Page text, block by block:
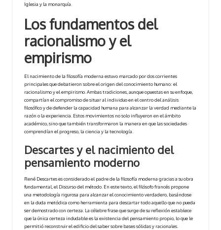
Iglesia y la monarquía.
Los fundamentos del
racionalismo y el
empirismo
El nacimiento de la filosofía moderna estuvo marcado por dos corrientes
principales que debatieron sobre el origen del conocimiento humano: el
racionalismo y el empirismo. Ambas tradiciones, aunque opuestas en su enfoque,
compartían el compromiso de situar al individuo en el centro del análisis
filosófico y de defender la capacidad humana para alcanzar la verdad mediante la
razón o la experiencia. Estos movimientos no solo influyeron en el ámbito
académico, sino que también transformaron la manera en que las sociedades
comprendían el progreso, la ciencia y la tecnología.
Descartes y el nacimiento del
pensamiento moderno
René Descartes es considerado el padre de la filosofía moderna gracias a su obra
fundamental, el Discurso del método. En este texto, el filósofo francés propone
una metodología rigurosa para alcanzar el conocimiento verdadero, basándose
en la duda metódica como herramienta para descartar todo aquello que no pueda
ser demostrado con certeza. La célebre frase que surge de su reflexión establece
que la única certeza indudable es la existencia del pensamiento propio, lo que le
permitió reconstruir el edificio del saber sobre bases sólidas y racionales.